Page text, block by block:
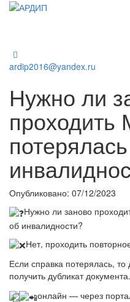
ardip2016@yandex.ru
Нужно ли
Опубликовано: 07/12/2023
Нужно ли заново
об инвалидности?
Нет, проходить
Если справка потерялась,
получить дубликат
онлайн — через